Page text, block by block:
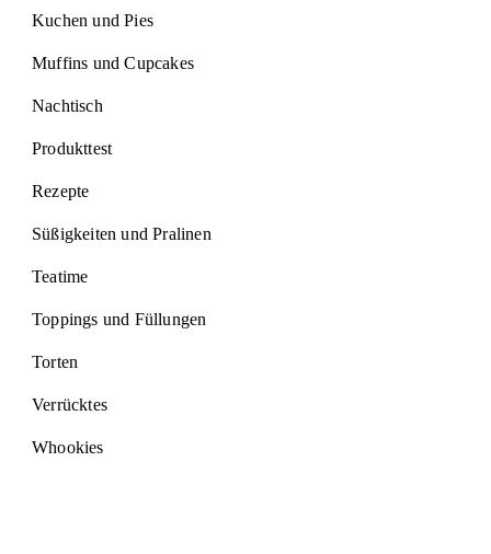
Kuchen und Pies
Muffins und Cupcakes
Nachtisch
Produkttest
Rezepte
Süßigkeiten und Pralinen
Teatime
Toppings und Füllungen
Torten
Verrücktes
Whookies